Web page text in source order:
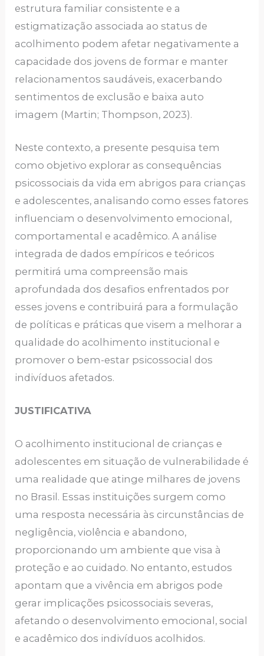
estrutura familiar consistente e a
estigmatização associada ao status de
acolhimento podem afetar negativamente a
capacidade dos jovens de formar e manter
relacionamentos saudáveis, exacerbando
sentimentos de exclusão e baixa auto
imagem (Martin; Thompson, 2023).
Neste contexto, a presente pesquisa tem
como objetivo explorar as consequências
psicossociais da vida em abrigos para crianças
e adolescentes, analisando como esses fatores
influenciam o desenvolvimento emocional,
comportamental e acadêmico. A análise
integrada de dados empíricos e teóricos
permitirá uma compreensão mais
aprofundada dos desafios enfrentados por
esses jovens e contribuirá para a formulação
de políticas e práticas que visem a melhorar a
qualidade do acolhimento institucional e
promover o bem-estar psicossocial dos
indivíduos afetados.
JUSTIFICATIVA
O acolhimento institucional de crianças e
adolescentes em situação de vulnerabilidade é
uma realidade que atinge milhares de jovens
no Brasil. Essas instituições surgem como
uma resposta necessária às circunstâncias de
negligência, violência e abandono,
proporcionando um ambiente que visa à
proteção e ao cuidado. No entanto, estudos
apontam que a vivência em abrigos pode
gerar implicações psicossociais severas,
afetando o desenvolvimento emocional, social
e acadêmico dos indivíduos acolhidos.